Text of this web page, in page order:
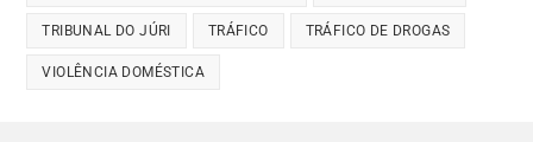
TRIBUNAL DO JÚRI TRÁFICO TRÁFICO DE DROGAS
VIOLÊNCIA DOMÉSTICA